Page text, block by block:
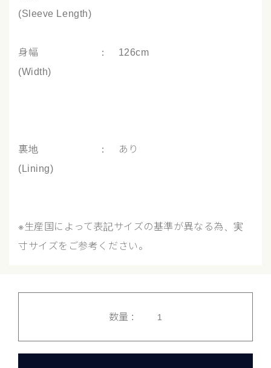
(Sleeve Length)
身幅 ： 126cm
(Width)
裏地 ： あり
(Lining)
※生産国によって表記サイズの基準が異なる為、実
寸サイズをご参考ください。
数量 :